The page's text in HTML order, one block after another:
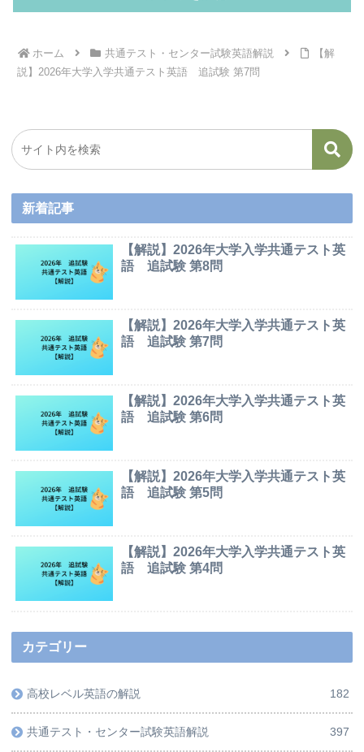
ホーム 共通テスト・センター試験英語解説
【解
説】2026年大学入学共通テスト英語 追試験 第7問
新着記事
【解説】2026年大学入学共通テスト英
語 追試験 第8問
【解説】2026年大学入学共通テスト英
語 追試験 第7問
【解説】2026年大学入学共通テスト英
語 追試験 第6問
【解説】2026年大学入学共通テスト英
語 追試験 第5問
【解説】2026年大学入学共通テスト英
語 追試験 第4問
カテゴリー
高校レベル英語の解説 182
共通テスト・センター試験英語解説 397